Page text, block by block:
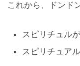
これから、ドンド
スピリチュル
スピリチュア